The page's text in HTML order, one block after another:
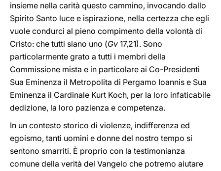
insieme nella carità questo cammino, invocando dallo
Spirito Santo luce e ispirazione, nella certezza che egli
vuole condurci al pieno compimento della volontà di
Cristo: che tutti siano uno (Gv 17,21). Sono
particolarmente grato a tutti i membri della
Commissione mista e in particolare ai Co-Presidenti
Sua Eminenza il Metropolita di Pergamo Ioannis e Sua
Eminenza il Cardinale Kurt Koch, per la loro infaticabile
dedizione, la loro pazienza e competenza.
In un contesto storico di violenze, indifferenza ed
egoismo, tanti uomini e donne del nostro tempo si
sentono smarriti. È proprio con la testimonianza
comune della verità del Vangelo che potremo aiutare